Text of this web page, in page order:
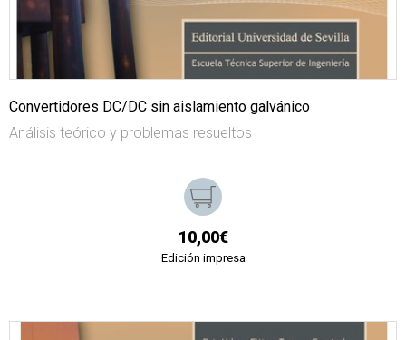
Convertidores DC/DC sin aislamiento galvánico
Análisis teórico y problemas resueltos
10,00€
Edición impresa